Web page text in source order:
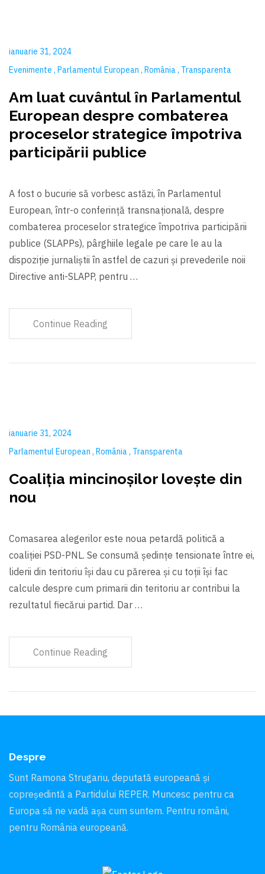
ianuarie 31, 2024
Evenimente Parlamentul European România Transparenta
Am luat cuvântul în Parlamentul
European despre combaterea
proceselor strategice împotriva
participării publice
A fost o bucurie să vorbesc astăzi, în Parlamentul
European, într-o conferință transnațională, despre
combaterea proceselor strategice împotriva participării
publice (SLAPPs), pârghiile legale pe care le au la
dispoziție jurnaliștii în astfel de cazuri și prevederile noii
Directive anti-SLAPP, pentru …
Continue Reading
ianuarie 31, 2024
Parlamentul European România Transparenta
Coaliția mincinoşilor loveşte din
nou
Comasarea alegerilor este noua petardă politică a
coaliției PSD-PNL. Se consumă ședințe tensionate între ei,
liderii din teritoriu își dau cu părerea și cu toții își fac
calcule despre cum primarii din teritoriu ar contribui la
rezultatul fiecărui partid. Dar …
Continue Reading
Despre
Sunt Ramona Strugariu, deputată europeană și
copreședintă a Partidului REPER. Muncesc pentru ca
Europa să ne vadă aşa cum suntem. Pentru români,
pentru România europeană.